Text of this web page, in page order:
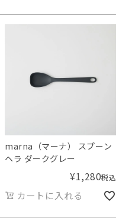
marna（マーナ） スプーン
ヘラ ダークグレー
¥1,280税込
カートに入れる